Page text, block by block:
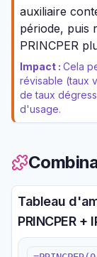
auxiliaire
période, puis
PRINCPER
Impact : Cela
révisable (taux
de taux
d'usage.
Tableau
PRINCPER +